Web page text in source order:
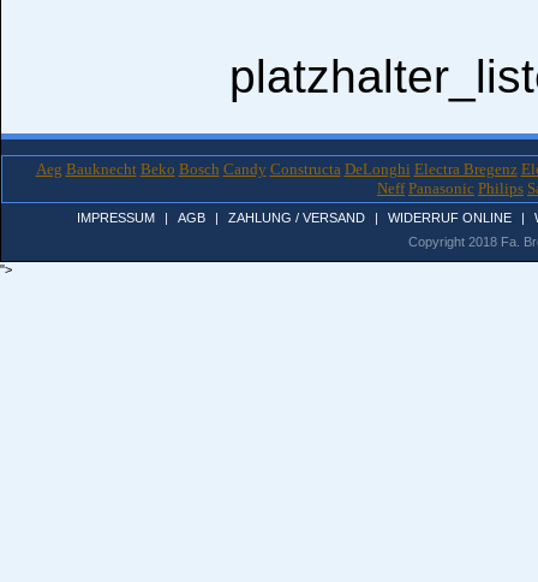
Aeg Bauknecht Beko Bosch Candy Constructa DeLonghi Electra Bregenz
Neff Panasonic Philips
IMPRESSUM | AGB | ZAHLUNG / VERSAND | WIDERRUF ONLINE |
Copyright 2018 Fa.
">